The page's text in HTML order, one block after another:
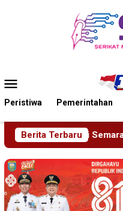
Mobile
Peristiwa Pemerintahan
Berita Terbaru
Hari Pengayoman ke-81